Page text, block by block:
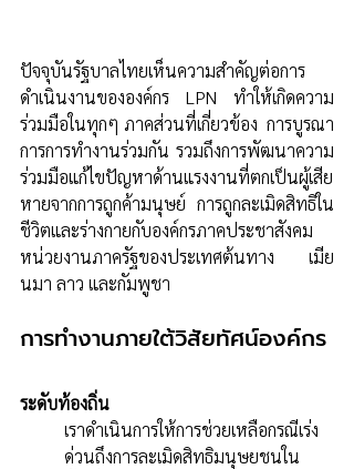
ปัจจุบันรัฐบาลไทยเห็นความสำคัญต่อการ
ดำเนินงานขององค์กร LPN ทำให้เกิดความ
ร่วมมือในทุกๆ ภาคส่วนที่เกี่ยวข้อง  การบูรณา
การการทำงานร่วมกัน รวมถึงการพัฒนาความ
ร่วมมือแก้ไขปัญหาด้านแรงงานที่ตกเป็นผู้เสีย
หายจากการถูกค้ามนุษย์ การถูกละเมิดสิทธิใน
ชีวิตและร่างกายกับองค์กรภาคประชาสังคม
หน่วยงานภาครัฐของประเทศต้นทาง เมีย
นมา ลาว และกัมพูชา
การทำงานภายใต้วิสัยทัศน์องค์กร
ระดับท้องถิ่น
เราดำเนินการให้การช่วยเหลือกรณีเร่ง
ด่วนถึงการละเมิดสิทธิมนุษยชนใน